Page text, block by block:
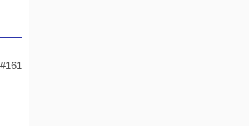
#161